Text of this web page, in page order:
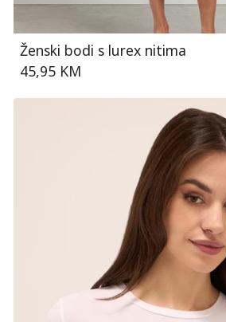
Ženski bodi s lurex nitima
45,95 KM